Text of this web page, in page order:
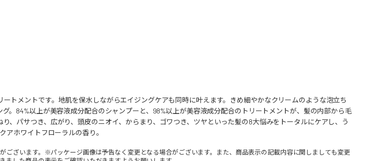
トメントです。地肌を保水しながらエイジングケアも同時に叶えます。きめ細やかなクリームのような泡立ち
。84%以上が美容液成分配合のシャンプーと、98%以上が美容液成分配合のトリートメントが、髪の内部から毛
、パサつき、広がり、頭皮のニオイ、からまり、ゴワつき、ツヤといった髪の8大悩みをトータルにケアし、う
アホワイトフローラルの香り。
ございます。※パッケージ画像は予告なく変更となる場合がございます。また、商品表示の記載内容に関しましても変更